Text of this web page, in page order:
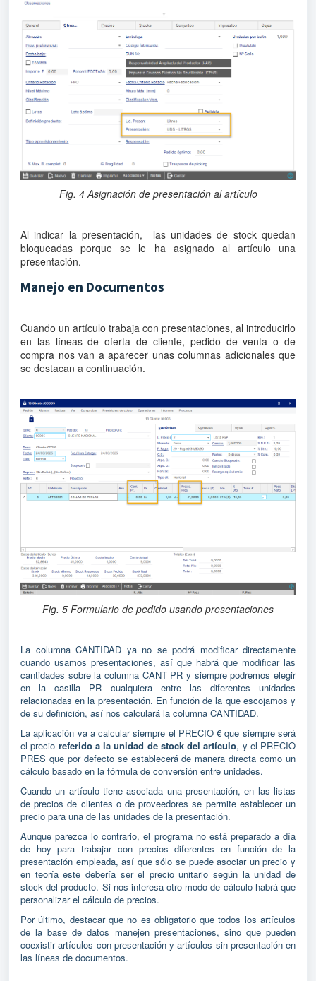
Fig. 4 Asignación de presentación al artículo
Al indicar la presentación, las unidades de stock quedan
bloqueadas porque se le ha asignado al artículo una
presentación.
Manejo en Documentos
Cuando un artículo trabaja con presentaciones, al introducirlo
en las líneas de oferta de cliente, pedido de venta o de
compra nos van a aparecer unas columnas adicionales que
se destacan a continuación.
Fig. 5 Formulario de pedido usando presentaciones
La columna CANTIDAD ya no se podrá modificar directamente
cuando usamos presentaciones, así que habrá que modificar las
cantidades sobre la columna CANT PR y siempre podremos elegir
en la casilla PR cualquiera entre las diferentes unidades
relacionadas en la presentación. En función de la que escojamos y
de su definición, así nos calculará la columna CANTIDAD.
La aplicación va a calcular siempre el PRECIO € que siempre será
el precio referido a la unidad de stock del artículo, y el PRECIO
PRES que por defecto se establecerá de manera directa como un
cálculo basado en la fórmula de conversión entre unidades.
Cuando un artículo tiene asociada una presentación, en las listas
de precios de clientes o de proveedores se permite establecer un
precio para una de las unidades de la presentación.
Aunque parezca lo contrario, el programa no está preparado a día
de hoy para trabajar con precios diferentes en función de la
presentación empleada, así que sólo se puede asociar un precio y
en teoría este debería ser el precio unitario según la unidad de
stock del producto. Si nos interesa otro modo de cálculo habrá que
personalizar el cálculo de precios.
Por último, destacar que no es obligatorio que todos los artículos
de la base de datos manejen presentaciones, sino que pueden
coexistir artículos con presentación y artículos sin presentación en
las líneas de documentos.